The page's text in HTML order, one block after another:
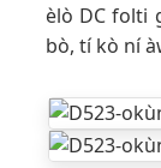
èlò DC folti
bò, tí kò ní